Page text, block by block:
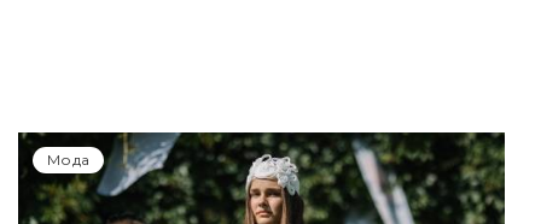
Мода